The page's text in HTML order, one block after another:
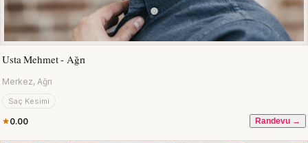
Usta Mehmet - Ağrı
Merkez, Ağrı
Saç Kesimi
0.00 Randevu →